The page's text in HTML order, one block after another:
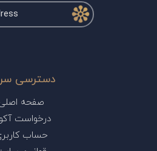
دسترسی
صفحه
درخواست
حساب